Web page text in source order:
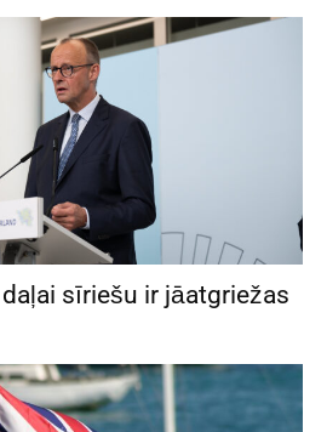
sīriešu ir jāatgriežas